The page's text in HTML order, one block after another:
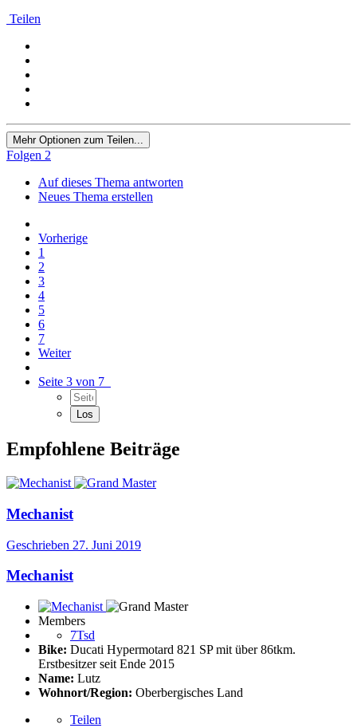
Teilen
Mehr Optionen zum Teilen...
Folgen 2
Auf dieses Thema antworten
Neues Thema erstellen
Vorherige
1
2
3
4
5
6
7
Weiter
Seite 3 von 7
Empfohlene Beiträge
Mechanist
Geschrieben 27. Juni 2019
Mechanist
Members
7Tsd
Bike: Ducati Hypermotard 821 SP mit über 86tkm.
Erstbesitzer seit Ende 2015
Name: Lutz
Wohnort/Region: Oberbergisches Land
Teilen